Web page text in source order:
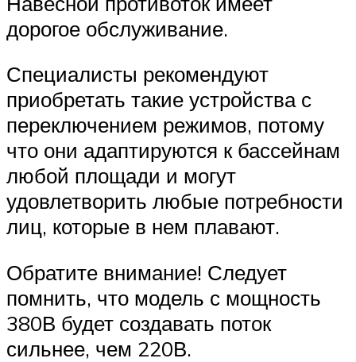
дорогое обслуживание.
Специалисты рекомендуют
приобретать такие устройства с
переключением режимов, потому
что они адаптируются к бассейнам
любой площади и могут
удовлетворить любые потребности
лиц, которые в нем плавают.
Обратите внимание! Следует
помнить, что модель с мощность
380В будет создавать поток
сильнее, чем 220В.